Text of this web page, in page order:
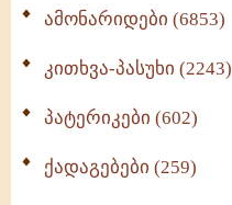
ამონარიდები (6853)
კითხვა-პასუხი (2243)
პატერიკები (602)
ქადაგებები (259)